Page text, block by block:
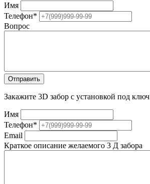
Имя
Телефон*
Вопрос
Закажите 3D забор с установкой под ключ
Имя
Телефон*
Email
Краткое описание желаемого 3 Д забора